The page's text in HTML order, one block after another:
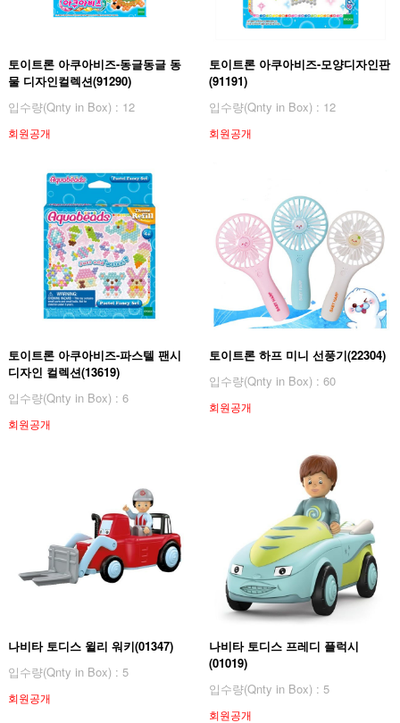
토이트론 아쿠아비즈-동글동글 동
물 디자인컬렉션(91290)
입수량(Qnty in Box) : 12
회원공개
토이트론 아쿠아비즈-모양디자인판
(91191)
입수량(Qnty in Box) : 12
회원공개
토이트론 아쿠아비즈-파스텔 팬시
디자인 컬렉션(13619)
입수량(Qnty in Box) : 6
회원공개
토이트론 하프 미니 선풍기(22304)
입수량(Qnty in Box) : 60
회원공개
나비타 토디스 윌리 워키(01347)
입수량(Qnty in Box) : 5
회원공개
나비타 토디스 프레디 플럭시
(01019)
입수량(Qnty in Box) : 5
회원공개